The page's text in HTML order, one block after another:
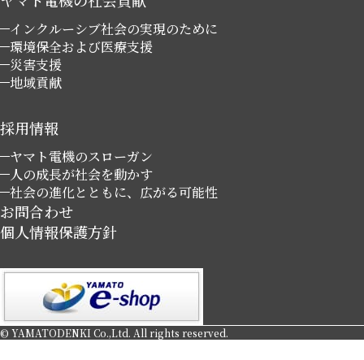
インクルーシブ社会の実現のために
環境保全および医療支援
災害支援
地域貢献
採用情報
ヤマト電機のスローガン
人の成長が社会を動かす
社会の進化とともに、広がる可能性
お問合わせ
個人情報保護方針
© YAMATODENKI Co.,Ltd. All rights reserved.